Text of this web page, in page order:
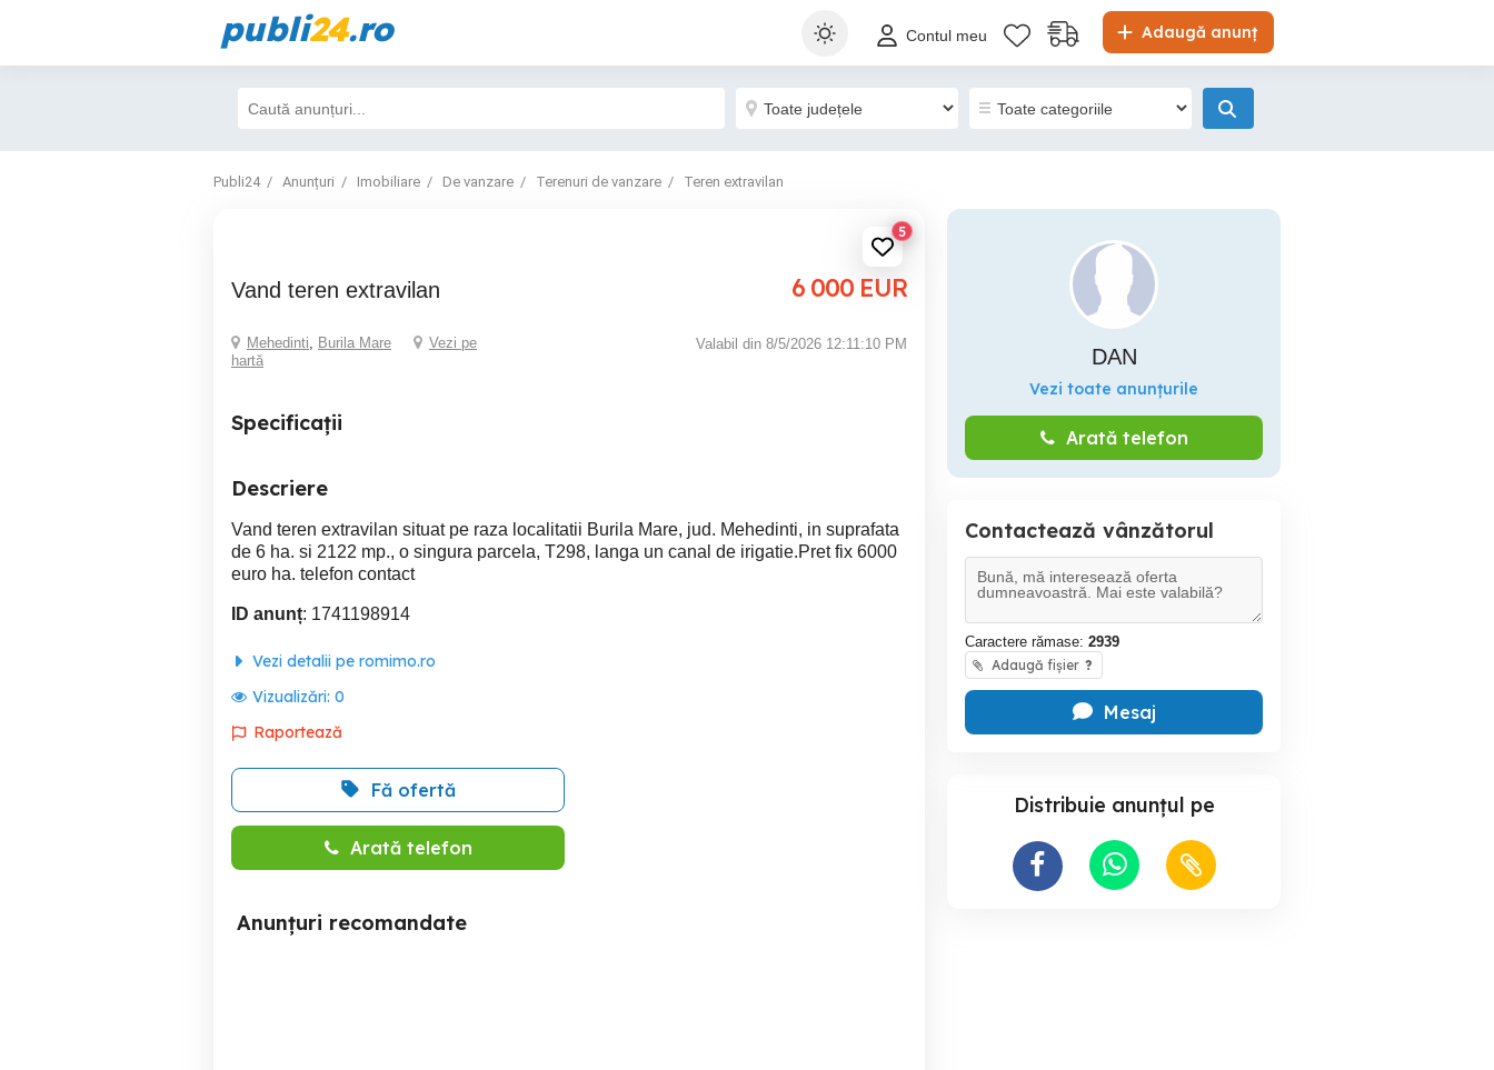
publi24.ro Adaugă anunț
Contul meu
Publi24 Anunțuri Imobiliare De vanzare Terenuri de vanzare Teren extravilan
5
vand teren extravilan 6 000 EUR
Mehedinti, Burila Mare
Vezi pe
hartă
Valabil din 8/5/2026 12:11:10 PM
Specificații
Descriere
Vand teren extravilan situat pe raza localitatii Burila Mare, jud. Mehedinti, in suprafata
de 6 ha. si 2122 mp., o singura parcela, T298, langa un canal de irigatie.Pret fix 6000
euro ha. telefon contact
ID anunț: 1741198914
Vezi detalii pe romimo.ro
Vizualizări: 0
Raportează
Fă ofertă
Arată telefon
Anunțuri recomandate
DAN
Vezi toate anunțurile
Arată telefon
Contactează vânzătorul
Caractere rămase: 2939
Adaugă fișier ?
Mesaj
Distribuie anunțul pe